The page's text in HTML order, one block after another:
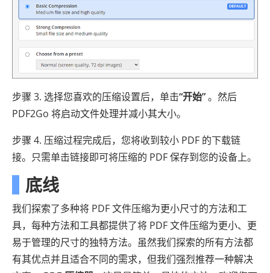
步骤 3. 选择您喜欢的压缩设置后，单击“开始”。然后
PDF2Go 将启动文件处理并减小其大小。
步骤 4. 压缩过程完成后，您将收到较小 PDF 的下载链
接。只需单击链接即可将压缩的 PDF 保存到您的设备上。
底线
我们探索了多种将 PDF 文件压缩为更小尺寸的方法和工
具，每种方法和工具都提供了将 PDF 文件压缩为更小、更
易于管理的尺寸的独特方法。虽然我们探索的所有方法都
有其优点并且适合不同的需求，但我们强烈推荐一种解决